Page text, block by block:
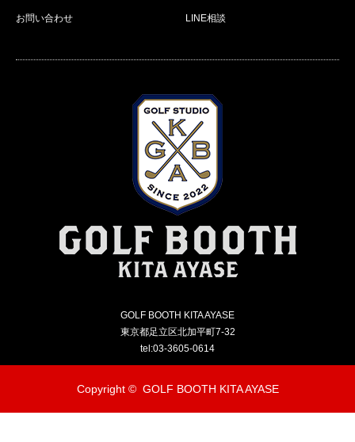
お問い合わせ LINE相談
GOLF BOOTH KITA AYASE
東京都足立区北加平町7-32
tel:03-3605-0614
Copyright © GOLF BOOTH KITA AYASE